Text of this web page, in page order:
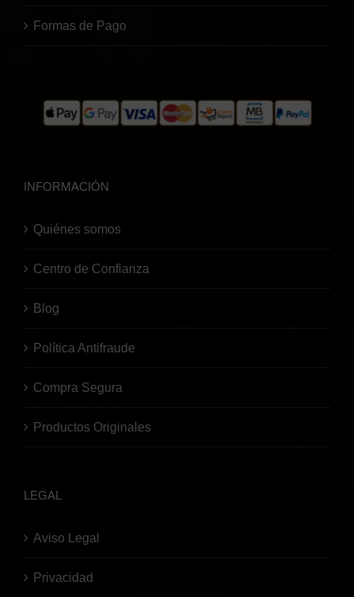
Formas de Pago
INFORMACIÓN
Quiénes somos
Centro de Confianza
Blog
Política Antifraude
Compra Segura
Productos Originales
LEGAL
Aviso Legal
Privacidad